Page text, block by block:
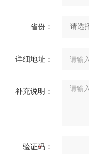
省份：
详细地址：
补充说明：
验证码：